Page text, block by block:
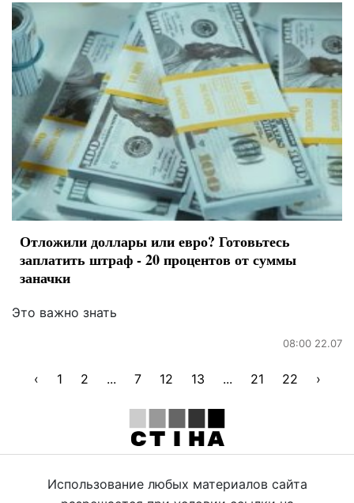
Отложили доллары или евро? Готовьтесь
заплатить штраф - 20 процентов от суммы
заначки
Это важно знать
08:00 22.07
‹ 1 2 ... 7 12 13 ... 21 22 ›
Использование любых материалов сайта